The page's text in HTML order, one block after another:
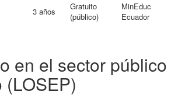
3 años
Gratuito
(público)
MinEduc
Ecuador
en el sector público